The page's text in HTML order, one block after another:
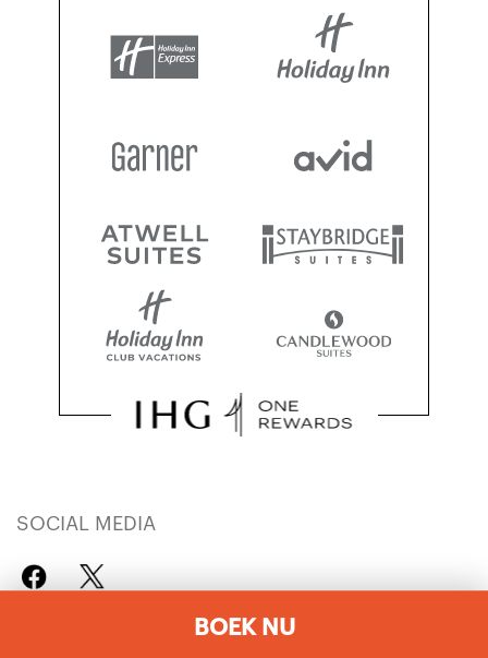
BOEK NU
SOCIAL MEDIA